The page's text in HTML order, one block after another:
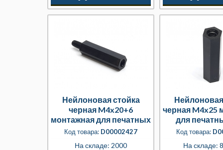
Нейлоновая стойка
черная M4x20+6
монтажная для печатных
плат
Код товара: D00002427
На складе: 2000
черная M4x25
для
Код товара:
На складе: